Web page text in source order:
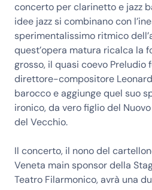
concerto per clarinetto e jazz
idee jazz si combinano con
sperimentalissimo ritmico
quest’opera matura ricalca la
grosso, il quasi coevo Preludio
direttore-compositore
barocco e aggiunge quel suo
ironico, da vero figlio del
del Vecchio.
Il concerto, il nono del
Veneta main sponsor della
Teatro Filarmonico, avrà una